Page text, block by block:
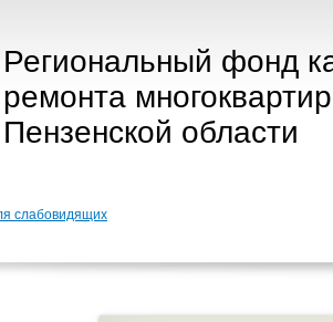
Региональный фонд
ремонта
Пензенской области
слабовидящих